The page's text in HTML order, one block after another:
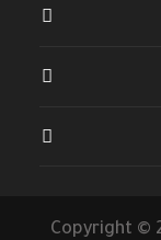
Copyright ©